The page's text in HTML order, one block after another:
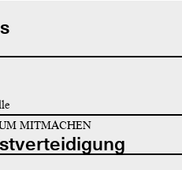
MITMACHEN